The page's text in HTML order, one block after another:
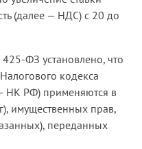
(далее — НДС) с 20 до
ФЗ установлено, что
кодекса
НК РФ) применяются в
имущественных прав,
переданных